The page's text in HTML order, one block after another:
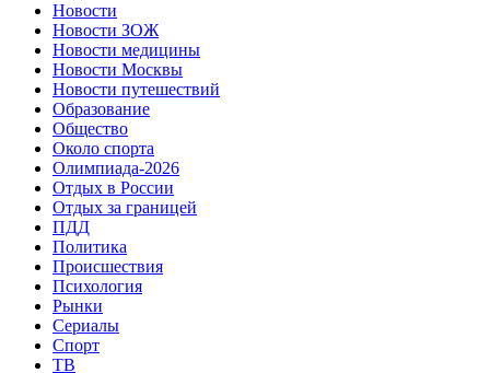
Новости
Новости ЗОЖ
Новости медицины
Новости Москвы
Новости путешествий
Образование
Общество
Около спорта
Олимпиада-2026
Отдых в России
Отдых за границей
ПДД
Политика
Происшествия
Психология
Рынки
Сериалы
Спорт
ТВ